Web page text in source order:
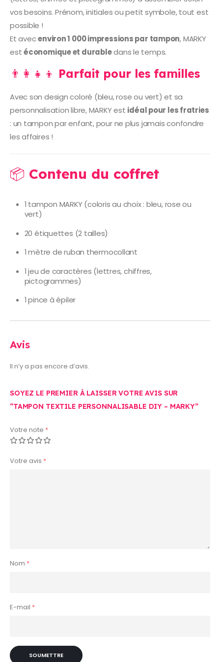
vos besoins. Prénom, initiales ou petit symbole, tout est
possible !
Et avecenviron 1 000 impressions par tampon, MARKY
estéconomique et durabledans le temps.
👨‍👩‍👧‍👦 Parfait pour les familles
Avec son design coloré (bleu, rose ou vert) et sa
personnalisation libre, MARKY est idéal pour les fratries
: un tampon par enfant, pour ne plus jamais confondre
les affaires !
📦 Contenu du coffret
1 tampon MARKY (coloris au choix : bleu, rose ou
vert)
20 étiquettes (2 tailles)
1 mètre de ruban thermocollant
1 jeu de caractères (lettres, chiffres,
pictogrammes)
1 pince à épiler
Avis
Il n’y a pas encore d’avis.
SOYEZ LE PREMIER À LAISSER VOTRE AVIS SUR
“TAMPON TEXTILE PERSONNALISABLE DIY – MARKY”
Votre note *
Votre avis *
Nom *
E-mail *